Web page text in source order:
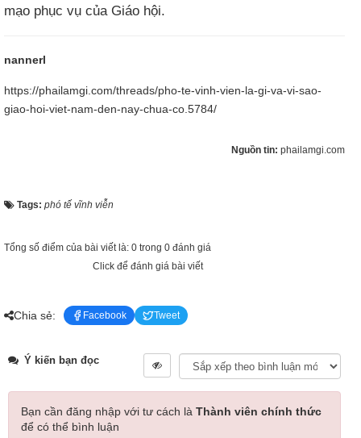
mạo phục vụ của Giáo hội.​
nannerl
https://phailamgi.com/threads/pho-te-vinh-vien-la-gi-va-vi-sao-
giao-hoi-viet-nam-den-nay-chua-co.5784/
Nguồn tin: phailamgi.com
Tags: phó tế vĩnh viễn
Tổng số điểm của bài viết là: 0 trong 0 đánh giá
Click để đánh giá bài viết
Chia sẻ: Facebook Tweet
Ý kiến bạn đọc
Bạn cần đăng nhập với tư cách là Thành viên chính thức
để có thể bình luận